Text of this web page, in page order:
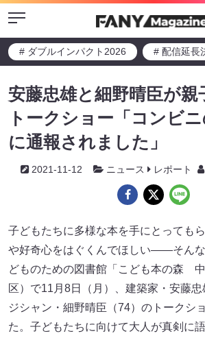
Menu
# ダブルインパクト2026 # 配信延長
安藤忠雄と細野晴臣が親
トークショー「コンビ
に通報されました」
2021-11-12 ニュース レポート
子どもたちに多様な本を手にとっても
や好奇心をはぐくんでほしい――そん
どものための図書館「こども本の森
区）で11月8日（月）、建築家・安藤
ジシャン・細野晴臣（74）のトークシ
た。子どもたちに向けて大人が真剣に